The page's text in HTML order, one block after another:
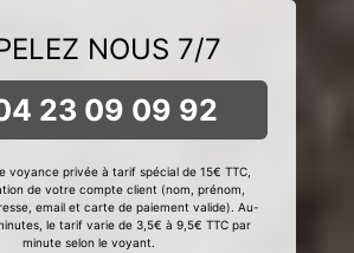
NOUS 7/7
23 09 09 92
voyance privée à tarif spécial de 15€ TTC,
de votre compte client (nom, prénom,
email et carte de paiement valide). Au-
le tarif varie de 3,5€ à 9,5€ TTC par
minute selon le voyant.